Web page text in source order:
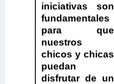
iniciativas son
fundamentales
para que
nuestros
chicos y chicas
puedan
disfrutar de un